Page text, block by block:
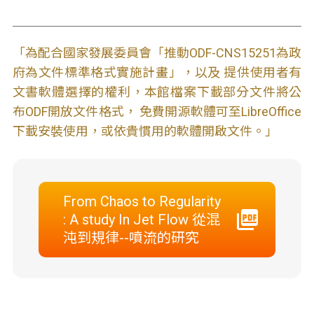
「為配合國家發展委員會「推動ODF-CNS15251為政
府為文件標準格式實施計畫」，以及 提供使用者有
文書軟體選擇的權利，本館檔案下載部分文件將公
布ODF開放文件格式， 免費開源軟體可至LibreOffice
下載安裝使用，或依貴慣用的軟體開啟文件。」
From Chaos to Regularity
: A study In Jet Flow 從混
沌到規律--噴流的研究